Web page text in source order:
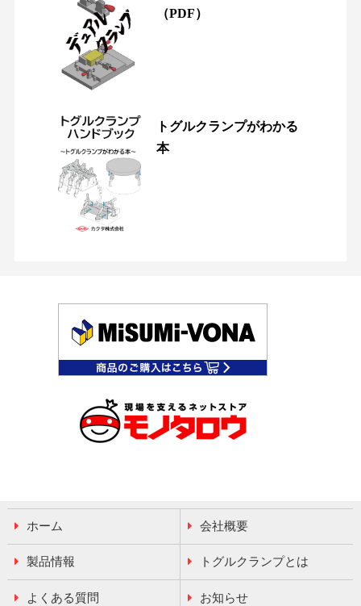
（PDF）
トグルクランプがわかる
本
ホーム 会社概要
製品情報 トグルクランプとは
よくある質問 お知らせ